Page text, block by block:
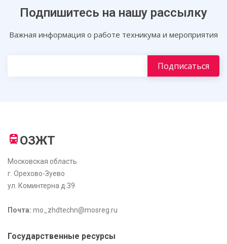
Подпишитесь на нашу рассылку
Важная информация о работе техникума и мероприятия
ОЗЖТ
Московская область
г. Орехово-Зуево
ул. Коминтерна д.39
Почта: mo_zhdtechn@mosreg.ru
Государственные ресурсы